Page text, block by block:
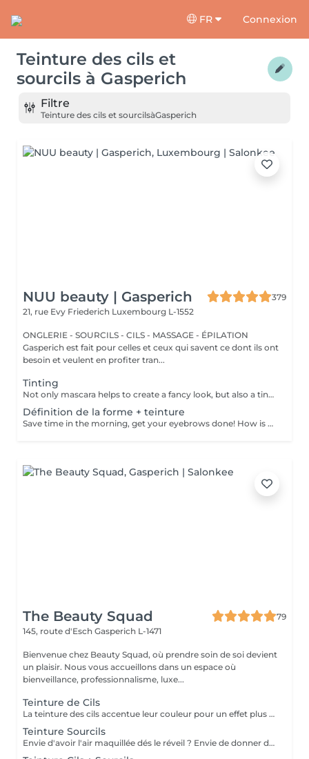
FR Connexion
Teinture des cils et
sourcils à Gasperich
Filtre
Teinture des cils et sourcilsàGasperich
NUU beauty | Gasperich
379
21, rue Evy Friederich Luxembourg L-1552
ONGLERIE - SOURCILS - CILS - MASSAGE - ÉPILATION
Gasperich est fait pour celles et ceux qui savent ce dont ils ont
besoin et veulent en profiter tran...
Tinting
Not only mascara helps to create a fancy look, but also a tinting of your lashes! How is the lash tinting done? - lashes are washed - eye cream is applied - the tape and patches are applied - tinting - the tape and patches are removed Age restrictions: recommended to do from 14 years. Post procedure recommendations: do not wet eyelashes 24 hours after the procedure. Frequency: once in 2-3 weeks.
Définition de la forme + teinture
Save time in the morning, get your eyebrows done! How is the shape definition + tinting done? - consultation (to discuss perfect form and colour) - preparation (brows are washed and marked) - waxing (excess hair are removed with wax) - tweezing (excess hair are removed with tweezers) - tinting (paint or henna is applied) - excess paint is removed - antiseptic and cream are applied Age restrictions: recommended to do from 14 years. Post procedure recommendations: do not wash brows and do not put on makeup for 12 hours. Frequency: once in 3-4 weeks.
The Beauty Squad
79
145, route d'Esch Gasperich L-1471
Bienvenue chez Beauty Squad, où prendre soin de soi devient
un plaisir. Nous vous accueillons dans un espace où
bienveillance, professionnalisme, luxe...
Teinture de Cils
La teinture des cils accentue leur couleur pour un effet plus intense et une meilleure définition, sans maquillage. Elle est idéale pour foncer des poils clairs ou uniformiser une teinte irrégulière. Chez Beauty Squad : - Produits testés dermatologiquement et conformes aux normes CE. - Prestation rapide et sans douleur pour un regard sublimé immédiatement. Osez un regard plus intense et profond !
Teinture Sourcils
Envie d'avoir l'air maquillée dés le réveil ? Envie de donner du caractère, de l'intensité à votre regard ? Envie d'un visage plus expressif ? Afin de mettre en valeur vos sourcils naturels sans make up, optez pour la teinture ! La teinture donne un effet profond, fourni et plus intense. Elle est résistante à l'eau et dure jusqu'à 6 semaines. Elle ajoute brillance et éclat ; elle couvre les éventuels sourcils grisonnants. Les yeux sont plus expressifs même sans maquillage